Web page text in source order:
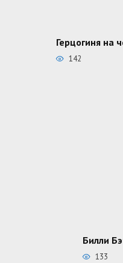
Герцогиня на
142
Билли
133